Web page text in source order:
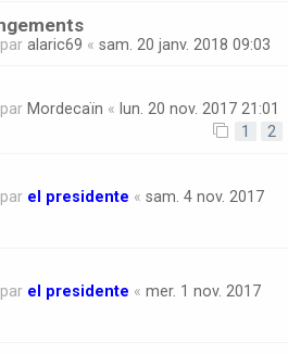
alaric69 « sam. 20 janv. 2018 09:03
Mordecaïn « lun. 20 nov. 2017 21:01
1 2
el presidente « sam. 4 nov. 2017
el presidente « mer. 1 nov. 2017